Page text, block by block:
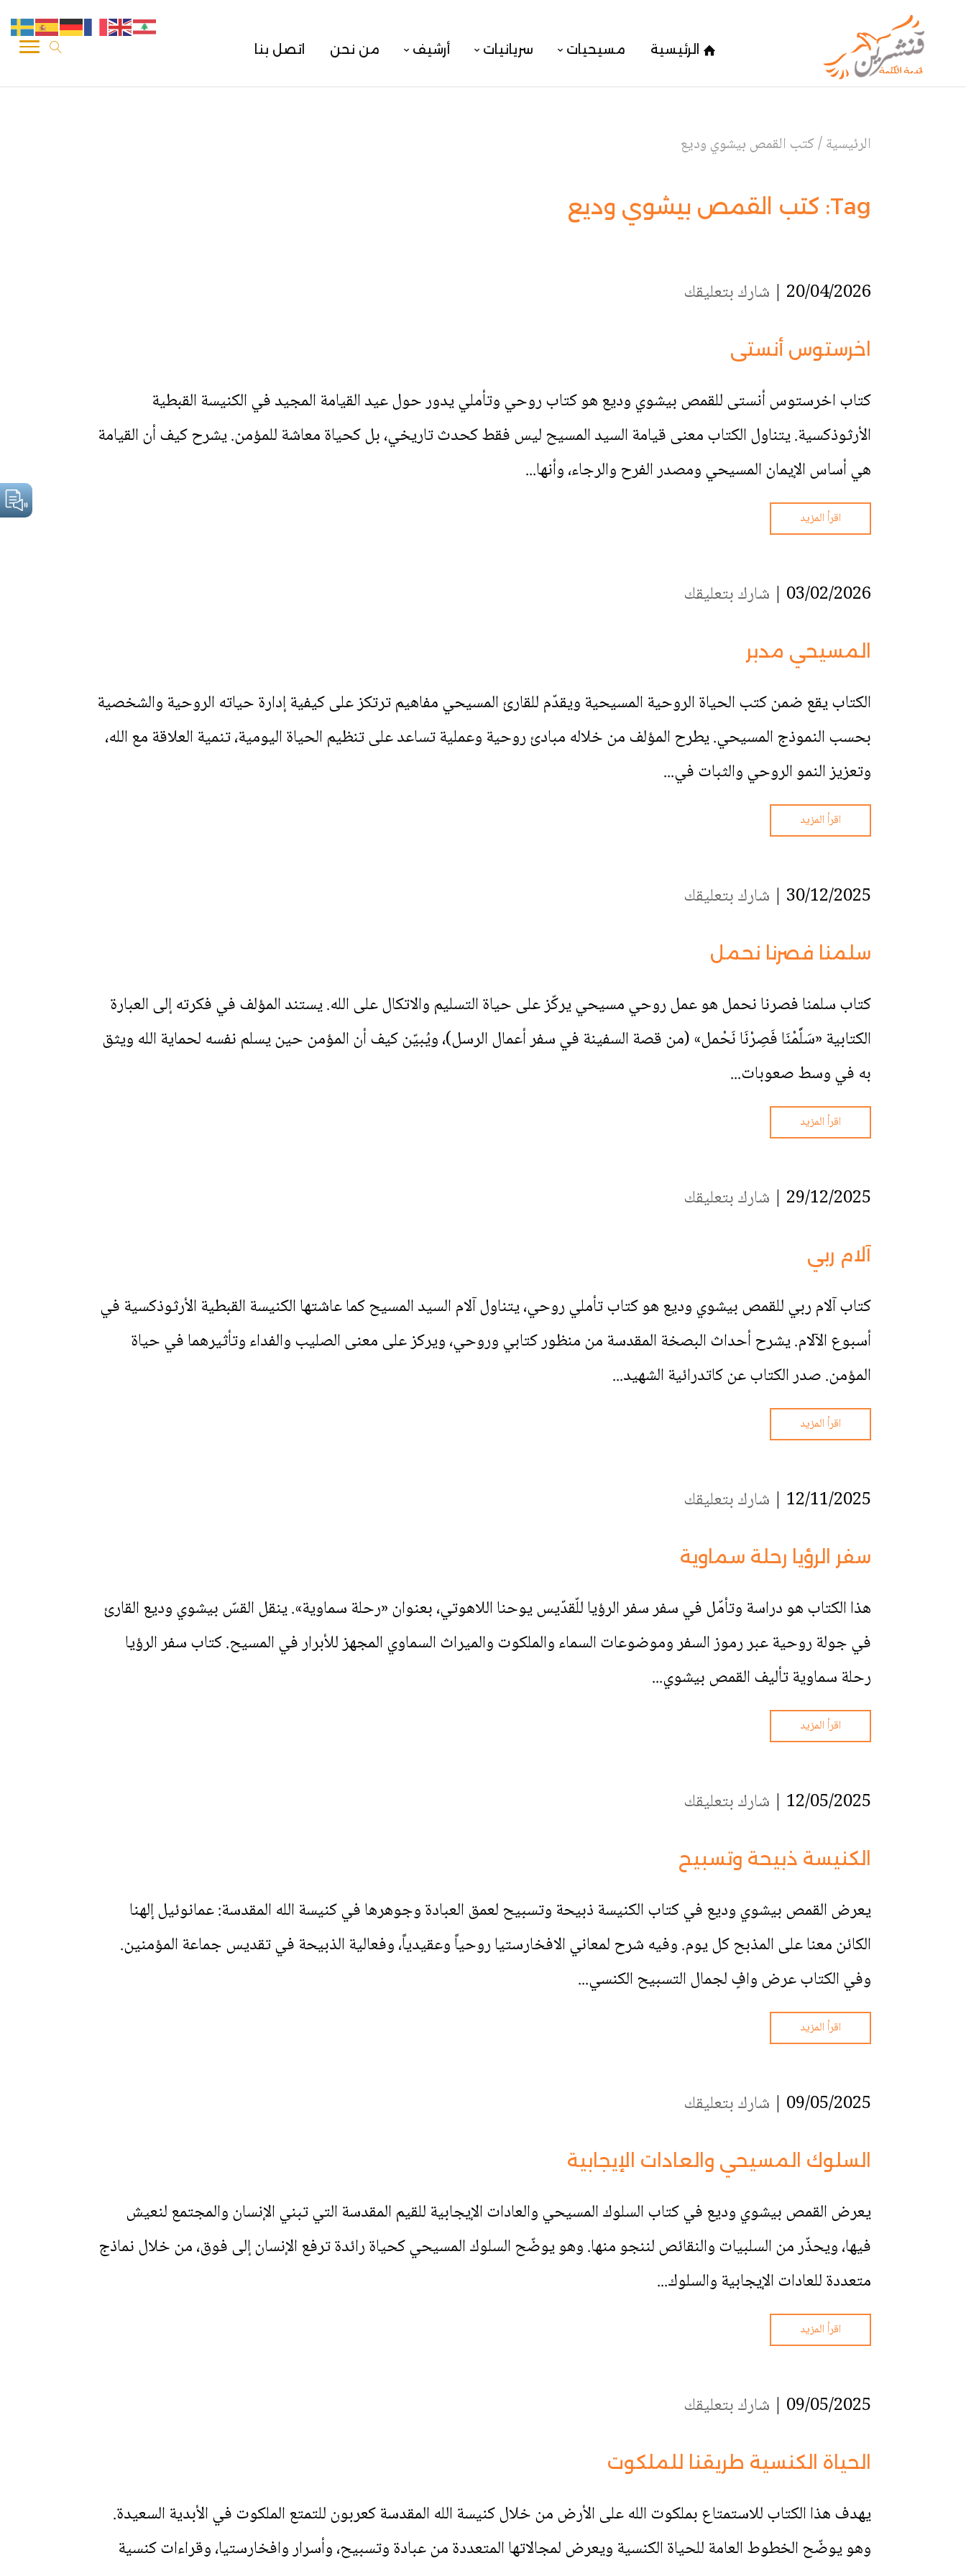
الرئيسية مسيحيات سريانيات أرشيف من نحن اتصل بنا
الرئيسية/كتب القمص بيشوي وديع
Tag: كتب القمص بيشوي وديع
20/04/2026 | شارك بتعليقك
اخرستوس أنستى
كتاب اخرستوس أنستى للقمص بيشوي وديع هو كتاب روحي وتأملي يدور حول عيد القيامة المجيد في الكنيسة القبطية
الأرثوذكسية. يتناول الكتاب معنى قيامة السيد المسيح ليس فقط كحدث تاريخي، بل كحياة معاشة للمؤمن. يشرح كيف أن القيامة
هي أساس الإيمان المسيحي ومصدر الفرح والرجاء، وأنها...
اقرأ المزيد
03/02/2026 | شارك بتعليقك
المسيحي مدبر
الكتاب يقع ضمن كتب الحياة الروحية المسيحية ويقدّم للقارئ المسيحي مفاهيم ترتكز على كيفية إدارة حياته الروحية والشخصية
بحسب النموذج المسيحي. يطرح المؤلف من خلاله مبادئ روحية وعملية تساعد على تنظيم الحياة اليومية، تنمية العلاقة مع الله،
وتعزيز النمو الروحي والثبات في...
اقرأ المزيد
30/12/2025 | شارك بتعليقك
سلمنا فصرنا نحمل
كتاب سلمنا فصرنا نحمل هو عمل روحي مسيحي يركّز على حياة التسليم والاتكال على الله. يستند المؤلف في فكرته إلى العبارة
الكتابية «سَلَّمْنَا فَصِرْنَا نَحْمل» (من قصة السفينة في سفر أعمال الرسل)، ويُبيّن كيف أن المؤمن حين يسلم نفسه لحماية الله ويثق
به في وسط صعوبات...
اقرأ المزيد
29/12/2025 | شارك بتعليقك
آلام ربي
كتاب آلام ربي للقمص بيشوي وديع هو كتاب تأملي روحي، يتناول آلام السيد المسيح كما عاشتها الكنيسة القبطية الأرثوذكسية في
أسبوع الآلام. يشرح أحداث البصخة المقدسة من منظور كتابي وروحي، ويركز على معنى الصليب والفداء وتأثيرهما في حياة
المؤمن. صدر الكتاب عن كاتدرائية الشهيد...
اقرأ المزيد
12/11/2025 | شارك بتعليقك
سفر الرؤيا رحلة سماوية
هذا الكتاب هو دراسة وتأمّل في سفر سفر الرؤيا للّقدّيس يوحنا اللاهوتي، بعنوان «رحلة سماوية». ينقل القسّ بيشوي وديع القارئ
في جولة روحية عبر رموز السفر وموضوعات السماء والملكوت والميراث السماوي المجهز للأبرار في المسيح. كتاب سفر الرؤيا
رحلة سماوية تأليف القمص بيشوي...
اقرأ المزيد
12/05/2025 | شارك بتعليقك
الكنيسة ذبيحة وتسبيح
يعرض القمص بيشوي وديع في كتاب الكنيسة ذبيحة وتسبيح لعمق العبادة وجوهرها في كنيسة الله المقدسة: عمانوئيل إلهنا
الكائن معنا على المذبح كل يوم. وفيه شرح لمعاني الافخارستيا روحياً وعقيدياً، وفعالية الذبيحة في تقديس جماعة المؤمنين.
وفي الكتاب عرض وافٍ لجمال التسبيح الكنسي...
اقرأ المزيد
09/05/2025 | شارك بتعليقك
السلوك المسيحي والعادات الإيجابية
يعرض القمص بيشوي وديع في كتاب السلوك المسيحي والعادات الإيجابية للقيم المقدسة التي تبني الإنسان والمجتمع لنعيش
فيها، ويحذّر من السلبيات والنقائص لننجو منها. وهو يوضّح السلوك المسيحي كحياة رائدة ترفع الإنسان إلى فوق، من خلال نماذج
متعددة للعادات الإيجابية والسلوك...
اقرأ المزيد
09/05/2025 | شارك بتعليقك
الحياة الكنسية طريقنا للملكوت
يهدف هذا الكتاب للاستمتاع بملكوت الله على الأرض من خلال كنيسة الله المقدسة كعربون للتمتع الملكوت في الأبدية السعيدة.
وهو يوضّح الخطوط العامة للحياة الكنسية ويعرض لمجالاتها المتعددة من عبادة وتسبيح، وأسرار وافخارستيا، وقراءات كنسية